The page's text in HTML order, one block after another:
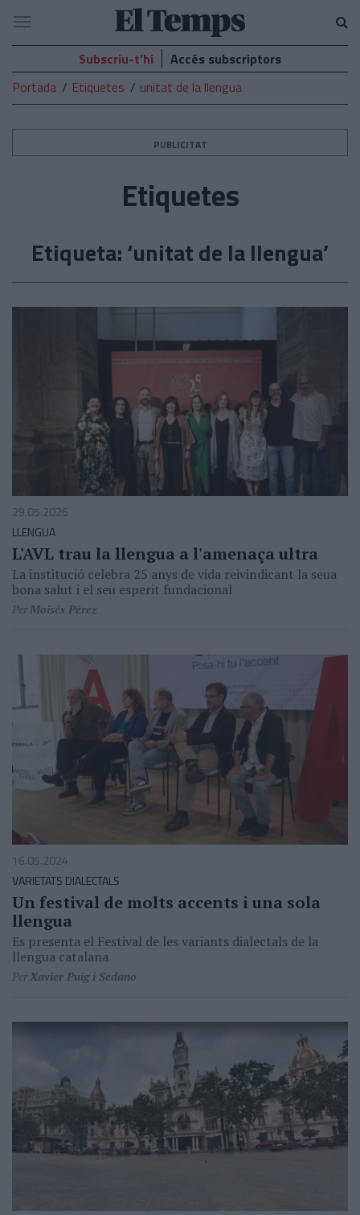
El
Temps
Navegació
Subscriu-t’hi
Accés subscriptors
Portada
Etiquetes unitat de la llengua
PUBLICITAT
Etiquetes
Etiqueta: ‘unitat de la llengua’
29.05.2026
LLENGUA
L'AVL trau la llengua a l'amenaça ultra
La institució celebra 25 anys de vida reivindicant la seua
bona salut i el seu esperit fundacional
PerMoisés Pérez
16.05.2024
VARIETATS DIALECTALS
Un festival de molts accents i una sola
llengua
Es presenta el Festival de les variants dialectals de la
llengua catalana
PerXavier Puig i Sedano